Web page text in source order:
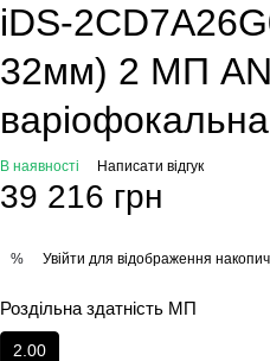
iDS-
32мм) 2 МП
варіофокальна
В наявності Написати відгук
39 216 грн
% Увійти для відображення
Роздільна здатність МП
2.00